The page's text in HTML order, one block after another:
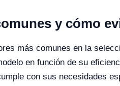
y cómo
más comunes en la
en función de su
con sus necesidades